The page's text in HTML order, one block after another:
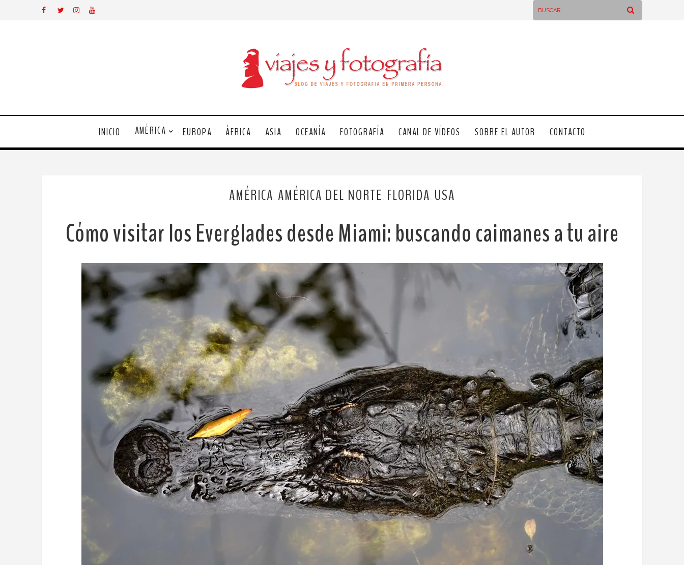
INICIO AMÉRICA EUROPA ÁFRICA ASIA OCEANÍA FOTOGRAFÍA CANAL DE VÍDEOS SOBRE EL AUTOR CONTACTO
AMÉRICA AMÉRICA DEL NORTE FLORIDA USA
Cómo visitar los Everglades desde Miami: buscando caimanes a tu aire